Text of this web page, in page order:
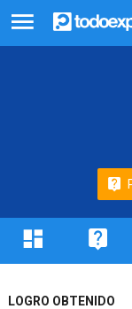
LOGRO OBTENIDO